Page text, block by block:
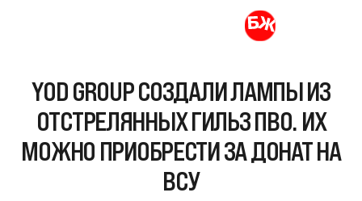
YOD GROUP СОЗДАЛИ ЛАМПЫ ИЗ
ОТСТРЕЛЯННЫХ ГИЛЬЗ ПВО. ИХ
МОЖНО ПРИОБРЕСТИ ЗА ДОНАТ НА
ВСУ